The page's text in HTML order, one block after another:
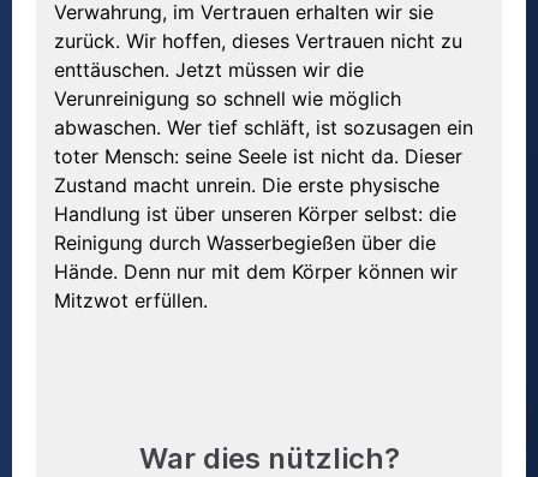
Verwahrung, im Vertrauen erhalten wir sie
zurück. Wir hoffen, dieses Vertrauen nicht zu
enttäuschen. Jetzt müssen wir die
Verunreinigung so schnell wie möglich
abwaschen. Wer tief schläft, ist sozusagen ein
toter Mensch: seine Seele ist nicht da. Dieser
Zustand macht unrein. Die erste physische
Handlung ist über unseren Körper selbst: die
Reinigung durch Wasserbegießen über die
Hände. Denn nur mit dem Körper können wir
Mitzwot erfüllen.
War dies nützlich?